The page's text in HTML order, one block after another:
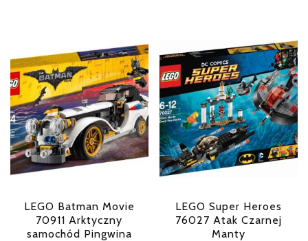
LEGO Batman Movie
70911 Arktyczny
samochód Pingwina
LEGO Super Heroes
76027 Atak Czarnej
Manty